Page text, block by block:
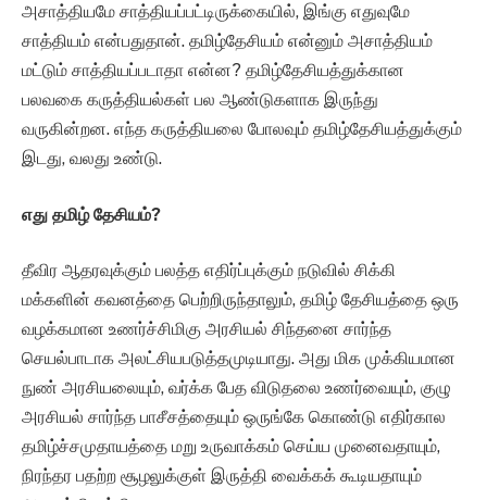
அசாத்தியமே சாத்தியப்பட்டிருக்கையில், இங்கு எதுவுமே
சாத்தியம் என்பதுதான். தமிழ்தேசியம் என்னும் அசாத்தியம்
மட்டும் சாத்தியப்படாதா என்ன? தமிழ்தேசியத்துக்கான
பலவகை கருத்தியல்கள் பல ஆண்டுகளாக இருந்து
வருகின்றன. எந்த கருத்தியலை போலவும் தமிழ்தேசியத்துக்கும்
இடது, வலது உண்டு.
எது தமிழ் தேசியம்?
தீவிர ஆதரவுக்கும் பலத்த எதிர்ப்புக்கும் நடுவில் சிக்கி
மக்களின் கவனத்தை பெற்றிருந்தாலும், தமிழ் தேசியத்தை ஒரு
வழக்கமான உணர்ச்சிமிகு அரசியல் சிந்தனை சார்ந்த
செயல்பாடாக அலட்சியபடுத்தமுடியாது. அது மிக முக்கியமான
நுண் அரசியலையும், வர்க்க பேத விடுதலை உணர்வையும், குழு
அரசியல் சார்ந்த பாசீசத்தையும் ஒருங்கே கொண்டு எதிர்கால
தமிழ்ச்சமுதாயத்தை மறு உருவாக்கம் செய்ய முனைவதாயும்,
நிரந்தர பதற்ற சூழலுக்குள் இருத்தி வைக்கக் கூடியதாயும்